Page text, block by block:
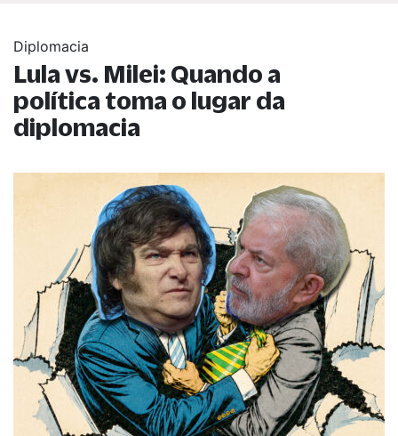
Diplomacia
Lula vs. Milei: Quando a
política toma o lugar da
diplomacia